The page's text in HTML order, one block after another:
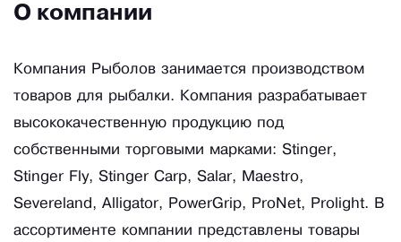
О компании
Компания Рыболов занимается производством
товаров для рыбалки. Компания разрабатывает
высококачественную продукцию под
собственными торговыми марками: Stinger,
Stinger Fly, Stinger Carp, Salar, Maestro,
Severeland, Alligator, PowerGrip, ProNet, Prolight. В
ассортименте компании представлены товары